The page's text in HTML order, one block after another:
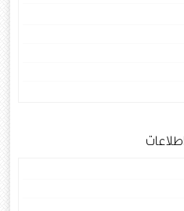
اطلاعات